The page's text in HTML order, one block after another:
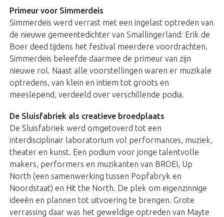
Primeur voor Simmerdeis
Simmerdeis werd verrast met een ingelast optreden van
de nieuwe gemeentedichter van Smallingerland: Erik de
Boer deed tijdens het festival meerdere voordrachten.
Simmerdeis beleefde daarmee de primeur van zijn
nieuwe rol. Naast alle voorstellingen waren er muzikale
optredens, van klein en intiem tot groots en
meeslepend, verdeeld over verschillende podia.
De Sluisfabriek als creatieve broedplaats
De Sluisfabriek werd omgetoverd tot een
interdisciplinair laboratorium vol performances, muziek,
theater en kunst. Een podium voor jonge talentvolle
makers, performers en muzikanten van BROEI, Up
North (een samenwerking tussen Popfabryk en
Noordstaat) en Hit the North. De plek om eigenzinnige
ideeën en plannen tot uitvoering te brengen. Grote
verrassing daar was het geweldige optreden van Mayte